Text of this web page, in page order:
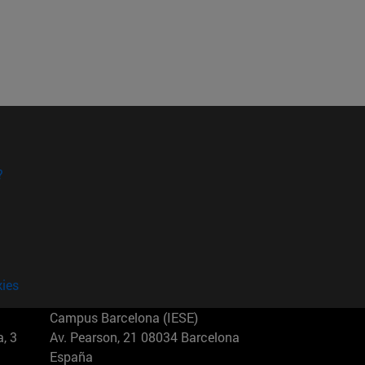
3
Campus Barcelona (IESE)
Av. Pearson, 21 08034 Barcelona
España